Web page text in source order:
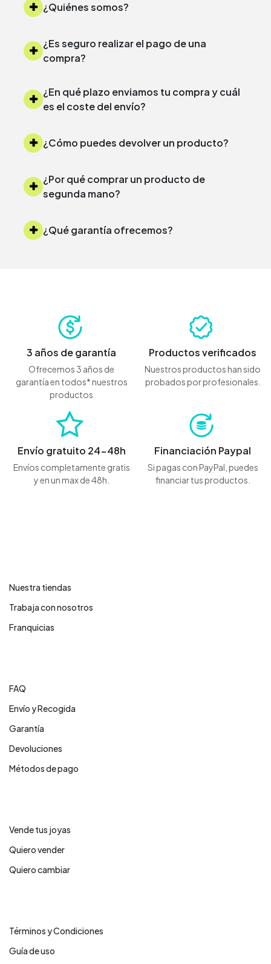
¿Quiénes somos?
¿Es seguro realizar el pago de una
compra?
¿En qué plazo enviamos tu compra y cuál
es el coste del envío?
¿Cómo puedes devolver un producto?
¿Por qué comprar un producto de
segunda mano?
¿Qué garantía ofrecemos?
3 años de garantía
Ofrecemos 3 años de
garantía en todos* nuestros
productos
Productos verificados
Nuestros productos han sido
probados por profesionales.
Envío gratuito 24-48h
Envíos completamente gratis
y en un max de 48h.
Financiación Paypal
Si pagas con PayPal, puedes
financiar tus productos.
Nuestra tiendas
Trabaja con nosotros
Franquicias
FAQ
Envío y Recogida
Garantía
Devoluciones
Métodos de pago
Vende tus joyas
Quiero vender
Quiero cambiar
Términos y Condiciones
Guía de uso